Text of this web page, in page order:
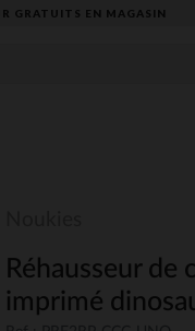
GRATUITS EN MAGASIN​
Réhausseur de
imprimé